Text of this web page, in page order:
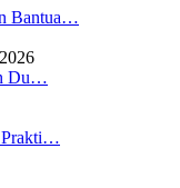
Bantua…
Du…
Prakti…